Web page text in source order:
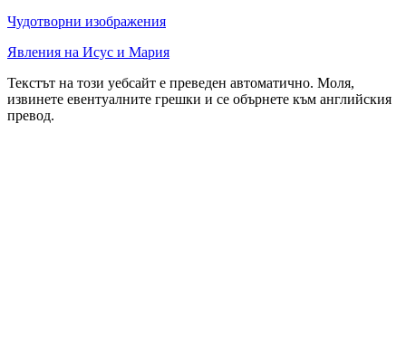
Чудотворни изображения
Явления на Исус и Мария
Текстът на този уебсайт е преведен автоматично. Моля,
извинете евентуалните грешки и се обърнете към английския
превод.